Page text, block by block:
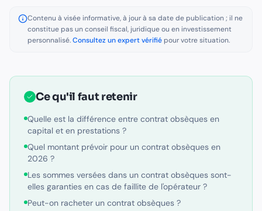
Contenu à visée informative, à jour à sa date de publication ; il ne
constitue pas un conseil fiscal, juridique ou en investissement
personnalisé.Consultez un expert vérifiépour votre situation.
Ce qu'il faut retenir
Quelle est la différence entre contrat obsèques en
capital et en prestations ?
Quel montant prévoir pour un contrat obsèques en
2026 ?
Les sommes versées dans un contrat obsèques sont-
elles garanties en cas de faillite de l'opérateur ?
Peut-on racheter un contrat obsèques ?